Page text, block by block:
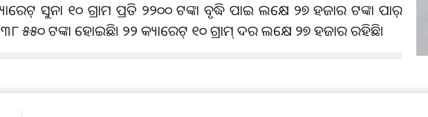
ସୁନା ୧୦ ଗ୍ରାମ ପ୍ରତି ୨୨୦୦ ଟଙ୍କା ବୃଦ୍ଧି ପାଇ ଲକ୍ଷେ ୨୭ ହଜାର ଟଙ୍କା ପାର୍‌
୫୫୦ ଟଙ୍କା ହୋଇଛି। ୨୨ କ୍ୟାରେଟ୍ ୧୦ ଗ୍ରାମ୍ ଦର ଲକ୍ଷେ ୨୭ ହଜାର ରହିଛି।